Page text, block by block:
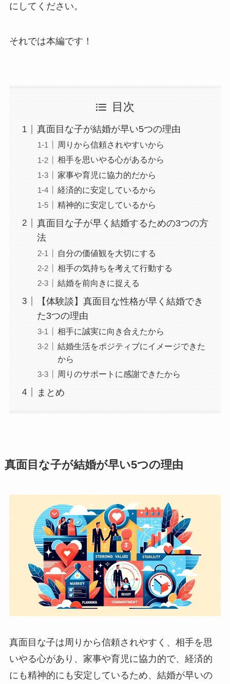
にしてください。
それでは本編です！
目次
真面目な子が結婚が早い5つの理由
周りから信頼されやすいから
相手を思いやる心があるから
家事や育児に協力的だから
経済的に安定しているから
精神的に安定しているから
真面目な子が早く結婚するための3つの方
法
自分の価値観を大切にする
相手の気持ちを考えて行動する
結婚を前向きに捉える
【体験談】真面目な性格が早く結婚でき
た3つの理由
相手に誠実に向き合えたから
結婚生活をポジティブにイメージできた
から
周りのサポートに感謝できたから
まとめ
真面目な子が結婚が早い5つの理由
真面目な子は周りから信頼されやすく、相手を思
いやる心があり、家事や育児に協力的で、経済的
にも精神的にも安定しているため、結婚が早いの